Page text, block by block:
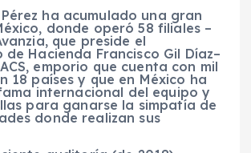
ha acumulado una gran
donde operó 58 filiales –
que preside el
Hacienda Francisco Gil Díaz–
emporio que cuenta con mil
18 países y que en México ha
internacional del equipo y
para ganarse la simpatía de
donde realizan sus